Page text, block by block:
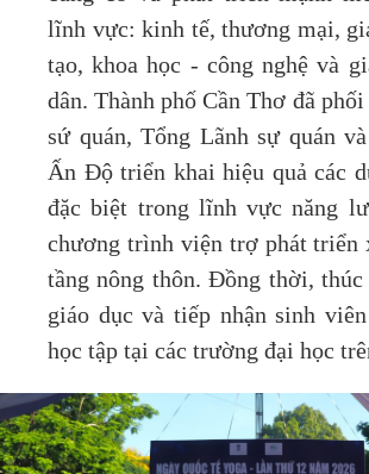
lĩnh vực: kinh tế, thương mại,
tạo, khoa học - công nghệ và
dân. Thành phố Cần Thơ đã
sứ quán, Tổng Lãnh sự quán
Ấn Độ triển khai hiệu quả các
đặc biệt trong lĩnh vực năng
chương trình viện trợ phát triển
tầng nông thôn. Đồng thời, thúc
giáo dục và tiếp nhận sinh
học tập tại các trường đại học